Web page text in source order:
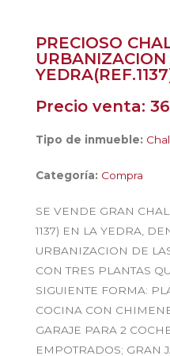
PRECIOSO
Precio venta:
Tipo de inmueble:
Categoría: Compra
SE VENDE GRAN
1137) EN LA YEDRA,
URBANIZACION DE
CON TRES PLANTAS
SIGUIENTE FORMA:
COCINA CON
GARAJE PARA 2
EMPOTRADOS; GRAN